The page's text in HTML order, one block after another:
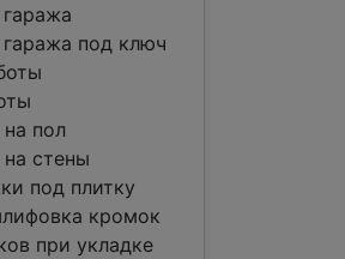
под ключ
пол
стены
под плитку
кромок
при укладке